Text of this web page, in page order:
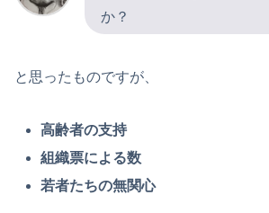
か？
と思ったものですが、
高齢者の支持
組織票による数
若者たちの無関心